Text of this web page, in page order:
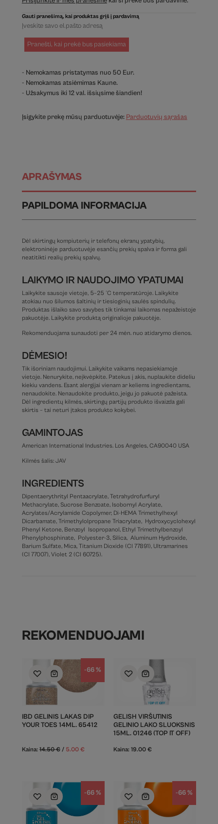
Gauti pranešimą, kai produktas grįš į pardavimą
Pranešti, kai prekė bus pasiekiama
- Nemokamas pristatymas nuo 50 Eur.
- Nemokamas atsiėmimas Kaune.
- Užsakymus iki 12 val. išsiųsime šiandien!
Įsigykite prekę mūsų parduotuvėje: Parduotuvių sąrašas
APRAŠYMAS
PAPILDOMA INFORMACIJA
Dėl skirtingų kompiuterių ir telefonų ekranų ypatybių,
elektroninėje parduotuvėje esančių prekių spalva ir forma gali
neatitikti realių prekių spalvų.
LAIKYMO IR NAUDOJIMO YPATUMAI
Laikykite sausoje vietoje, 5–25 °C temperatūroje. Laikykite
atokiau nuo šilumos šaltinių ir tiesioginių saulės spindulių.
Produktas išlaiko savo savybes tik tinkamai laikomas nepažeistoje
pakuotėje. Laikykite produktą originalioje pakuotėje.
Rekomenduojama sunaudoti per 24 mėn. nuo atidarymo dienos.
DĖMESIO!
Tik išoriniam naudojimui. Laikykite vaikams nepasiekiamoje
vietoje. Nenurykite, neįkvėpkite. Patekus į akis, nuplaukite dideliu
kiekiu vandens. Esant alergijai vienam ar keliems ingredientams,
nenaudokite. Nenaudokite produkto, jeigu jo pakuotė pažeista.
Dėl ingredientų kilmės, skirtingų partijų produkto išvaizda gali
skirtis – tai neturi įtakos produkto kokybei.
GAMINTOJAS
American International Industries. Los Angeles, CA90040 USA
Kilmės šalis: JAV
INGREDIENTS
Dipentaerythrityl Pentaacrylate, Tetrahydrofurfuryl
Methacrylate, Sucrose Benzoate, Isobornyl Acrylate,
Acrylates/Acrylamide Copolymer, Di-HEMA Trimethylhexyl
Dicarbamate, Trimethylolpropane Triacrylate, Hydroxycyclohexyl
Phenyl Ketone, Benzoyl Isopropanol, Ethyl Trimethylbenzoyl
Phenylphosphinate, Polyester-3, Silica, Aluminum Hydroxide,
Barium Sulfate, Mica, Titanium Dioxide (CI 77891), Ultramarines
(CI 77007), Violet 2 (CI 60725).
REKOMENDUOJAMI
-66 %
IBD GELINIS LAKAS DIP
YOUR TOES 14ML. 65412
Kaina: 14.50€ / 5.00 €
GELISH VIRŠUTINIS
GELINIO LAKO SLUOKSNIS
15ML. 01246 (TOP IT OFF)
Kaina: 19.00 €
-66 % -66 %